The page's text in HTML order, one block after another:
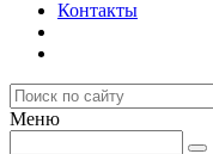
Контакты
Меню